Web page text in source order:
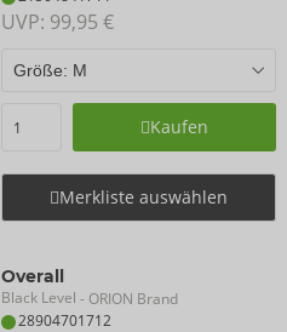
UVP: 99,95 €
Kaufen
Merkliste auswählen
Overall
Black Level - ORION Brand
28904701712